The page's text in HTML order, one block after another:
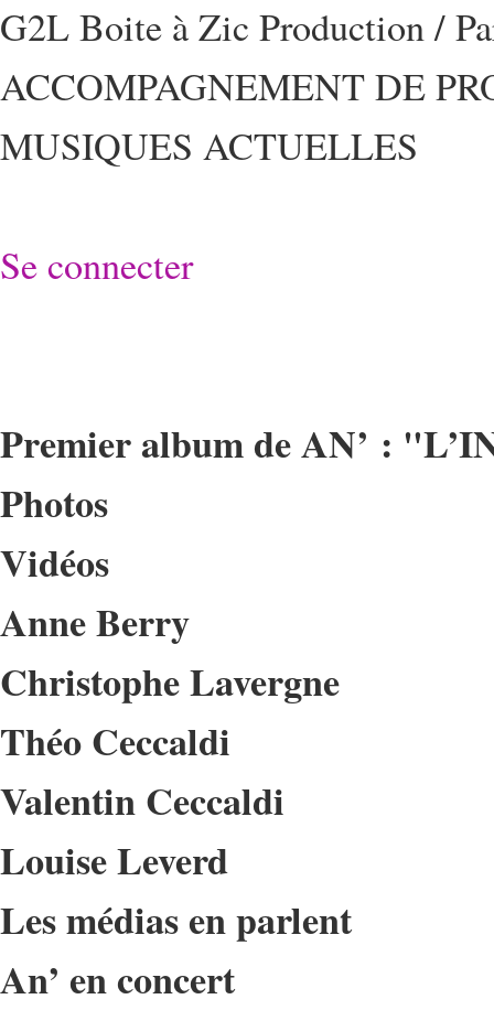
G2L Boite à Zic Production /
ACCOMPAGNEMENT DE
MUSIQUES ACTUELLES
Se connecter
Premier album de AN’ :
Photos
Vidéos
Anne Berry
Christophe Lavergne
Théo Ceccaldi
Valentin Ceccaldi
Louise Leverd
Les médias en parlent
An’ en concert